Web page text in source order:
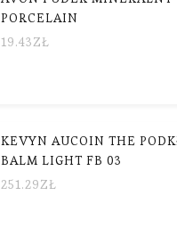
PORCELAIN
19.43ZŁ
KEVYN AUCOIN THE
BALM LIGHT FB 03
251.29ZŁ